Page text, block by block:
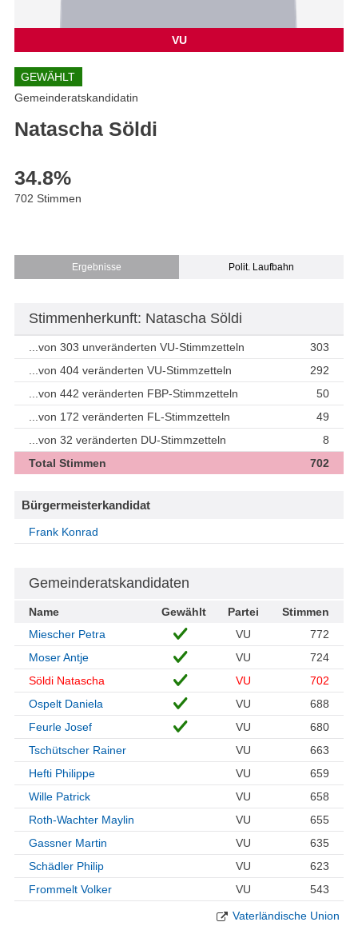
VU
GEWÄHLT
Gemeinderatskandidatin
Natascha Söldi
34.8%
702 Stimmen
Ergebnisse Polit. Laufbahn
Stimmenherkunft: Natascha Söldi
...von 303 unveränderten VU-Stimmzetteln
303
...von 404 veränderten VU-Stimmzetteln
292
...von 442 veränderten FBP-Stimmzetteln
50
...von 172 veränderten FL-Stimmzetteln
49
...von 32 veränderten DU-Stimmzetteln
8
Total Stimmen
702
Bürgermeisterkandidat
Frank Konrad
Gemeinderatskandidaten
Name Gewählt Partei
Stimmen
Miescher Petra
VU
772
Moser Antje
VU
724
Söldi Natascha
VU
702
Ospelt Daniela
VU
688
Feurle Josef
VU
680
Tschütscher Rainer
VU
663
Hefti Philippe
VU
659
Wille Patrick
VU
658
Roth-Wachter Maylin
VU
655
Gassner Martin
VU
635
Schädler Philip
VU
623
Frommelt Volker
VU 543
Vaterländische Union